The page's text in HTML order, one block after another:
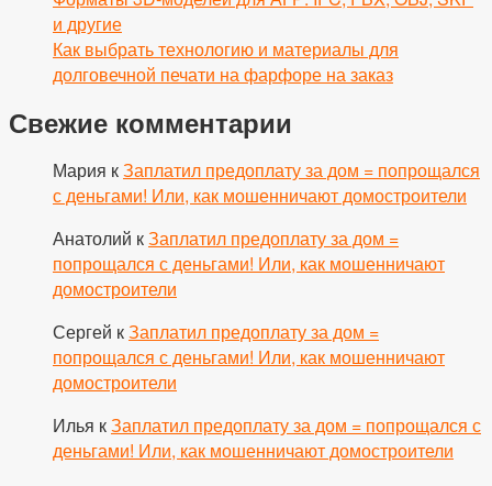
и другие
Как выбрать технологию и материалы для
долговечной печати на фарфоре на заказ
Свежие комментарии
Мария кЗаплатил предоплату за дом = попрощался
с деньгами! Или, как мошенничают домостроители
Анатолий кЗаплатил предоплату за дом =
попрощался с деньгами! Или, как мошенничают
домостроители
Сергей кЗаплатил предоплату за дом =
попрощался с деньгами! Или, как мошенничают
домостроители
Илья кЗаплатил предоплату за дом = попрощался с
деньгами! Или, как мошенничают домостроители